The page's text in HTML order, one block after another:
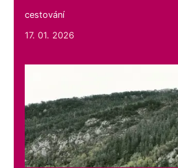
cestování
17. 01. 2026